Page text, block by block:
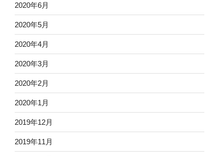
2020年6月
2020年5月
2020年4月
2020年3月
2020年2月
2020年1月
2019年12月
2019年11月